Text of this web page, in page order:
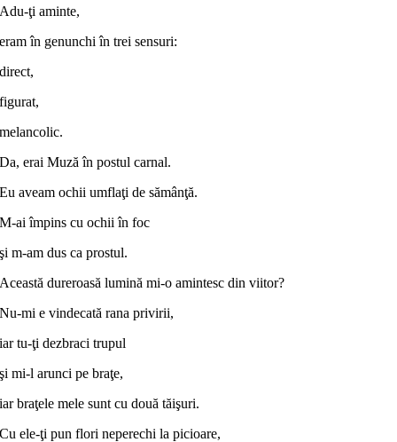
Adu-ţi aminte,
eram în genunchi în trei sensuri:
direct,
figurat,
melancolic.
Da, erai Muză în postul carnal.
Eu aveam ochii umflaţi de sămânţă.
M-ai împins cu ochii în foc
şi m-am dus ca prostul.
Această dureroasă lumină mi-o amintesc din viitor?
Nu-mi e vindecată rana privirii,
iar tu-ţi dezbraci trupul
şi mi-l arunci pe braţe,
iar braţele mele sunt cu două tăişuri.
Cu ele-ţi pun flori neperechi la picioare,